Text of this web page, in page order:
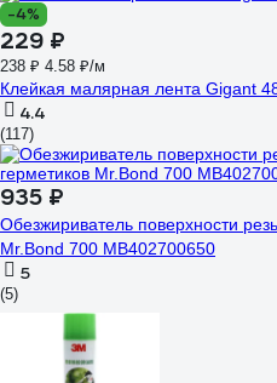
-4%
229 ₽
238 ₽ 4.58 ₽/м
Клейкая малярная лента Gigant
4.4
(117)
935 ₽
Обезжириватель поверхности
Mr.Bond 700 MB402700650
5
(5)